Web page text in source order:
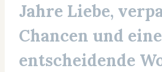
Jahre Liebe,
Chancen und
entscheidende